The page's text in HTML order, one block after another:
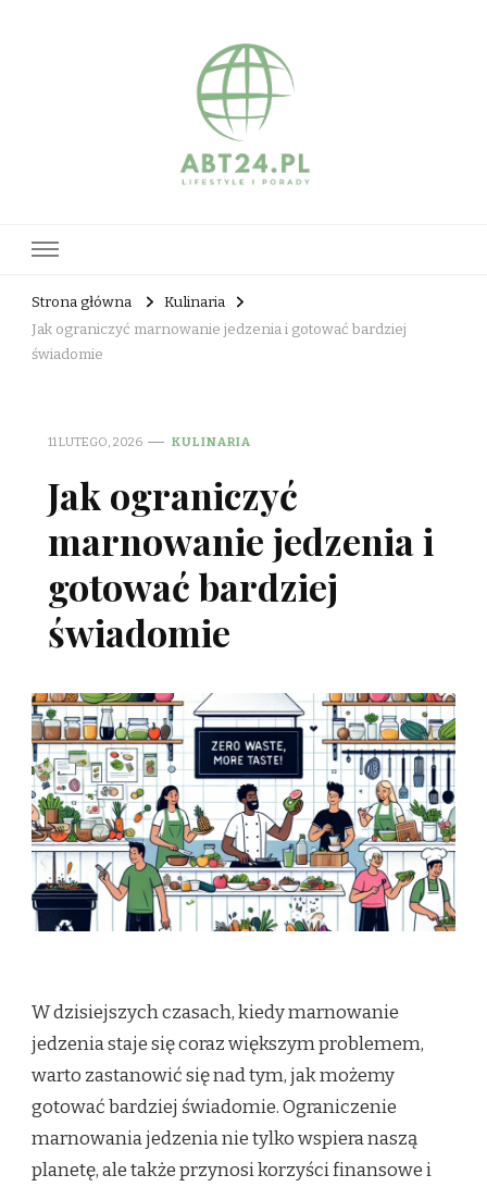
Strona główna
Kulinaria
Jak ograniczyć marnowanie jedzenia i gotować bardziej
świadomie
11 LUTEGO, 2026 KULINARIA
Jak ograniczyć
marnowanie jedzenia i
gotować bardziej
świadomie
W dzisiejszych czasach, kiedy marnowanie
jedzenia staje się coraz większym problemem,
warto zastanowić się nad tym, jak możemy
gotować bardziej świadomie. Ograniczenie
marnowania jedzenia nie tylko wspiera naszą
planetę, ale także przynosi korzyści finansowe i